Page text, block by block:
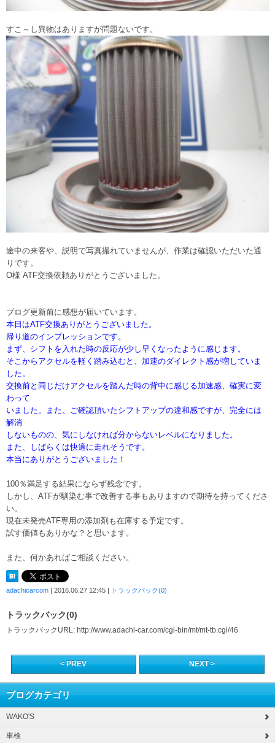
すこ～し異物はありますが問題ないです。
途中の来客や、説明で写真撮れていませんが、作業は確認いただいた通
りです。
O様 ATF交換依頼ありがとうございました。
ブログ更新前に感想が届いています。
本日はATF交換ありがとうございました。
帰り道のインプレッションです。
まず、シフトを入れた時の反応が少し早くなったように感じます。
そこからアクセルを軽く踏み込むと、加速のダイレクト感が増していま
した。
交換前と同じだけアクセルを踏んだ時の背中に感じる加速感、確実に変
わって
いました。また、ご確認頂いたシフトアップの違和感ですが、完全には
解消
しないものの、気にしなければ分からないレベルになりました。
また、しばらくは快適に走れそうです。
本当にありがとうございました！
100％満足する結果にならず残念です。
しかし、ATFが馴染む事で改善する事もありますので期待を持ってくださ
い。
現在未発売ATF専用の添加剤も在庫する予定です。
試す価値もありかな？と思います。
また、何かあればご相談ください。
adachicarcom | 2016.06.27 12:45 | トラックバック(0)
トラックバック(0)
トラックバックURL: http://www.adachi-car.com/cgi-bin/mt/mt-tb.cgi/46
< PREV NEXT >
ブログカテゴリ
WAKO'S
車検